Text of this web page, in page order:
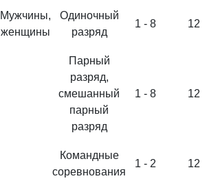
Мужчины,
женщины
Одиночный
разряд
1 - 8 12
Парный
разряд,
смешанный
парный
разряд
1 - 8 12
Командные
соревнования
1 - 2 12